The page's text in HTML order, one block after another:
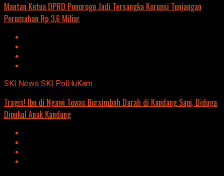
Mantan Ketua DPRD Ponorogo Jadi Tersangka Korupsi Tunjangan
Perumahan Rp 3,6 Miliar
SKI News SKI PolHuKam
Tragis! Ibu di Ngawi Tewas Bersimbah Darah di Kandang Sapi, Diduga
Dipukul Anak Kandung